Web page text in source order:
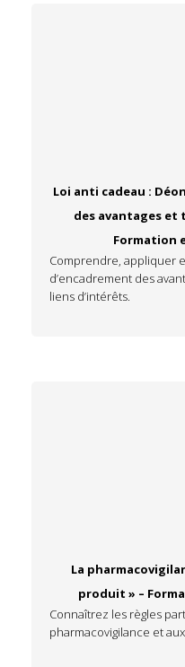
Loi anti cadeau :
des avantages et
Formation
Comprendre, appliquer
d’encadrement des
liens d’intérêts.
La
produit » –
Connaîtrez les règles
pharmacovigilance et